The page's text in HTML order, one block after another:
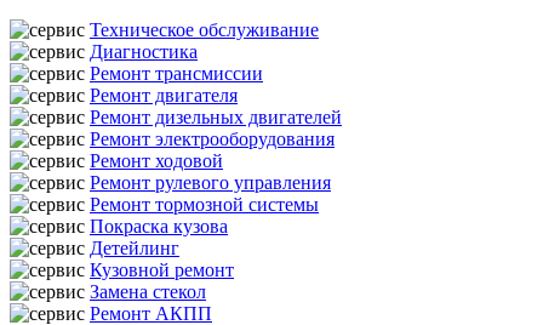
Техническое обслуживание
Диагностика
Ремонт трансмиссии
Ремонт двигателя
Ремонт дизельных двигателей
Ремонт электрооборудования
Ремонт ходовой
Ремонт рулевого управления
Ремонт тормозной системы
Покраска кузова
Детейлинг
Кузовной ремонт
Замена стекол
Ремонт АКПП